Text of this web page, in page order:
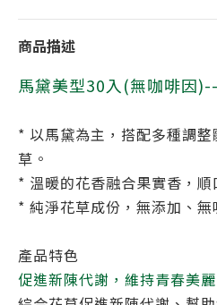
商品描述
馬黛美型30入(無咖啡因)--
* 以馬黛為主，搭配多種調
草。
* 溫暖的花香融合果實香，順
* 純淨花草成份，無添加、無
產品特色
促進新陳代謝，維持青春美麗